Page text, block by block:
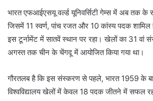
भारत एफआईएसयू वर्ल्ड यूनिवर्सिटी गेम्स में अब तक के
जिसमें 11 स्वर्ण, पांच रजत और 10 कांस्य पदक
इस टूर्नामेंट में सातवें स्थान पर रहा। खेलों का 31
अगस्त तक चीन के चेंगदू में आयोजित किया गया था।
गौरतलब है कि इस संस्करण से पहले, भारत 1959 के
विश्वविद्यालय खेलों में केवल 18 पदक जीतने में सफल